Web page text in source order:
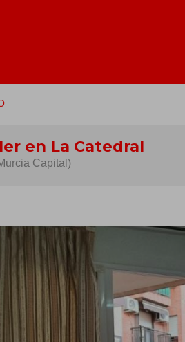
en La Catedral
Capital)